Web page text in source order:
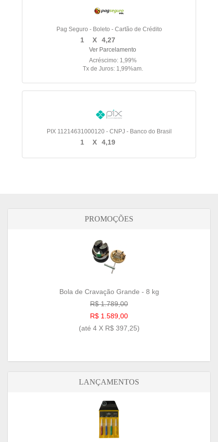
Pag Seguro - Boleto - Cartão de Crédito
1 X 4,27
Ver Parcelamento
Acréscimo: 1,99%
Tx de Juros: 1,99%am.
PIX 11214631000120 - CNPJ - Banco do Brasil
1 X 4,19
PROMOÇÕES
Bola de Cravação Grande - 8 kg
R$ 1.789,00
R$ 1.589,00
(até 4 X R$ 397,25)
LANÇAMENTOS